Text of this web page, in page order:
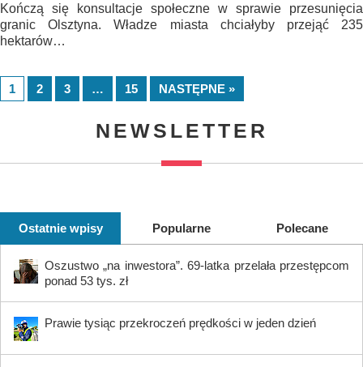
Kończą się konsultacje społeczne w sprawie przesunięcia
granic Olsztyna. Władze miasta chciałyby przejąć 235
hektarów…
1 2 3 … 15 NASTĘPNE »
NEWSLETTER
Ostatnie wpisy Popularne Polecane
Oszustwo „na inwestora”. 69-latka przelała przestępcom
ponad 53 tys. zł
Prawie tysiąc przekroczeń prędkości w jeden dzień